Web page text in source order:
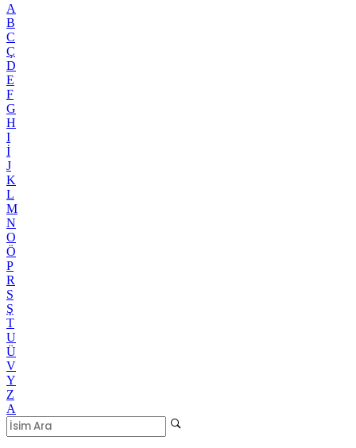
A
B
C
Ç
D
E
F
G
H
I
İ
J
K
L
M
N
O
Ö
P
R
S
Ş
T
U
Ü
V
Y
Z
A